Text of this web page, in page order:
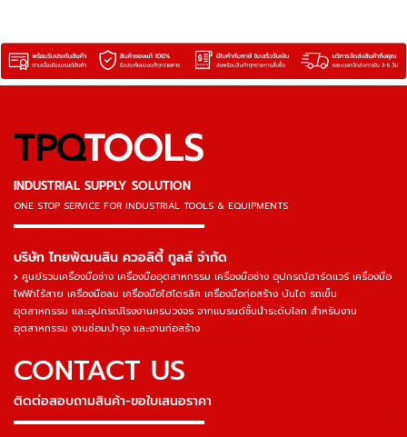
TPQTOOLS
INDUSTRIAL SUPPLY SOLUTION
ONE STOP SERVICE FOR INDUSTRIAL TOOLS & EQUIPMENTS
▬▬▬▬▬▬▬▬▬▬▬▬▬▬▬
บริษัท ไทยพัฒนสิน ควอลิตี้ ทูลส์ จำกัด
ศูนย์รวมเครื่องมือช่าง เครื่องมืออุตสาหกรรม เครื่องมือช่าง อุปกรณ์ฮาร์ดแวร์ เครื่องมือ
ไฟฟ้าไร้สาย เครื่องมือลม เครื่องมือไฮโดรลิค เครื่องมือก่อสร้าง บันได รถเข็น
อุตสาหกรรม และอุปกรณ์โรงงานครบวงจร จากแบรนด์ชั้นนำระดับโลก สำหรับงาน
อุตสาหกรรม งานซ่อมบำรุง และงานก่อสร้าง
CONTACT US
ติดต่อสอบถามสินค้า-ขอใบเสนอราคา
▬▬▬▬▬▬▬▬▬▬▬▬▬▬▬